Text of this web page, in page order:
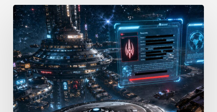
Mission
[CLASSIFIED]
Teil
2